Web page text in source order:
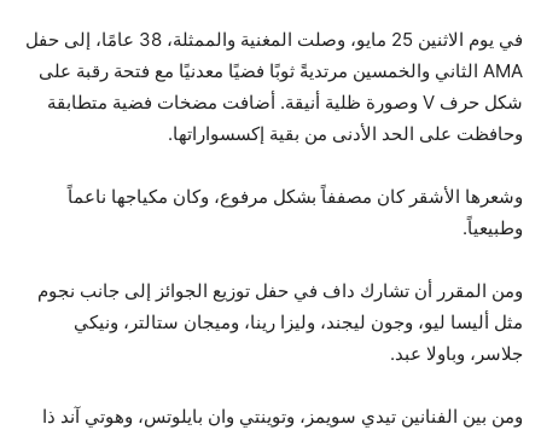
في يوم الاثنين 25 مايو، وصلت المغنية والممثلة، 38 عامًا، إلى حفل
AMA الثاني والخمسين مرتديةً ثوبًا فضيًا معدنيًا مع فتحة رقبة على
شكل حرف V وصورة ظلية أنيقة. أضافت مضخات فضية متطابقة
وحافظت على الحد الأدنى من بقية إكسسواراتها.
وشعرها الأشقر كان مصففاً بشكل مرفوع، وكان مكياجها ناعماً
وطبيعياً.
ومن المقرر أن تشارك داف في حفل توزيع الجوائز إلى جانب نجوم
مثل أليسا ليو، وجون ليجند، وليزا رينا، وميجان ستالتر، ونيكي
جلاسر، وباولا عبد.
ومن بين الفنانين تيدي سويمز، وتوينتي وان بايلوتس، وهوتي آند ذا